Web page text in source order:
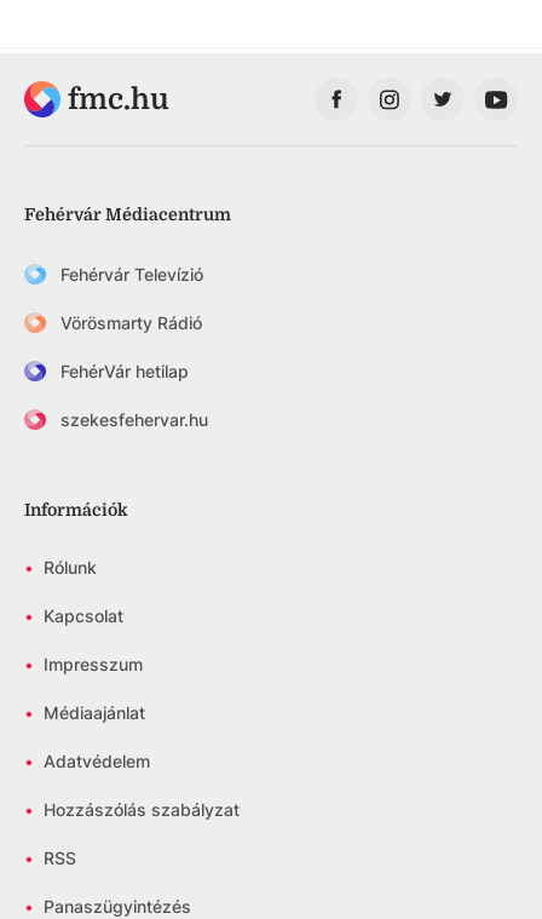
fmc.hu
Fehérvár Médiacentrum
Fehérvár Televízió
Vörösmarty Rádió
FehérVár hetilap
szekesfehervar.hu
Információk
• Rólunk
• Kapcsolat
• Impresszum
• Médiaajánlat
• Adatvédelem
• Hozzászólás szabályzat
• RSS
• Panaszügyintézés